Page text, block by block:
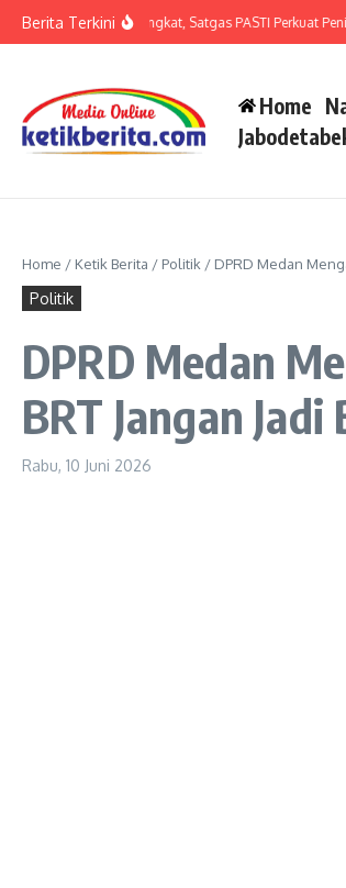
Berita Terkini
Penipuan Meningkat, Satgas PASTI Perkuat
Home
Home / Ketik Berita / Politik / DPRD Medan
Politik
DPRD Medan
BRT Jangan
Rabu, 10 Juni 2026